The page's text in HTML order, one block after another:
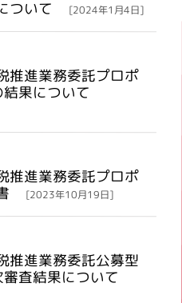
ついて [2024年1月4日]
推進業務委託プロポ
果について
推進業務委託プロポ
[2023年10月19日]
推進業務委託公募型
査結果について